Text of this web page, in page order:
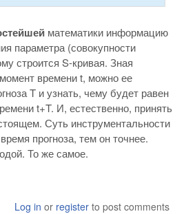
математики информацию
параметра (совокупности
строится S-кривая. Зная
времени t, можно ее
T и узнать, чему будет равен
t+T. И, естественно, принять
Суть инструментальности
прогноза, тем он точнее.
То же самое.
Log in or register to post comments